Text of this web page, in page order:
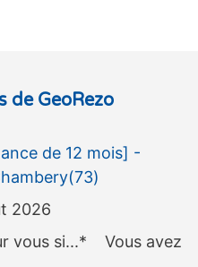
de GeoRezo
de 12 mois] -
2026
vous si...* Vous avez